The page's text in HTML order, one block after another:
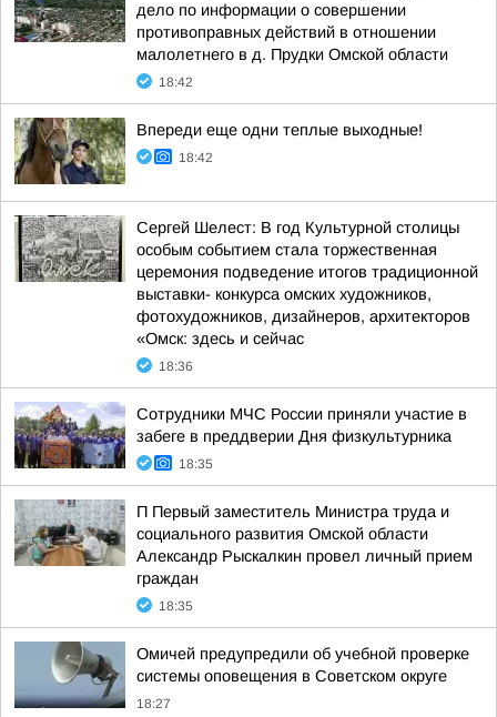
дело по информации о совершении
противоправных действий в отношении
малолетнего в д. Прудки Омской области
18:42
Впереди еще одни теплые выходные!
18:42
Сергей Шелест: В год Культурной столицы
особым событием стала торжественная
церемония подведение итогов традиционной
выставки- конкурса омских художников,
фотохудожников, дизайнеров, архитекторов
«Омск: здесь и сейчас
18:36
Сотрудники МЧС России приняли участие в
забеге в преддверии Дня физкультурника
18:35
П Первый заместитель Министра труда и
социального развития Омской области
Александр Рыскалкин провел личный прием
граждан
18:35
Омичей предупредили об учебной проверке
системы оповещения в Советском округе
18:27